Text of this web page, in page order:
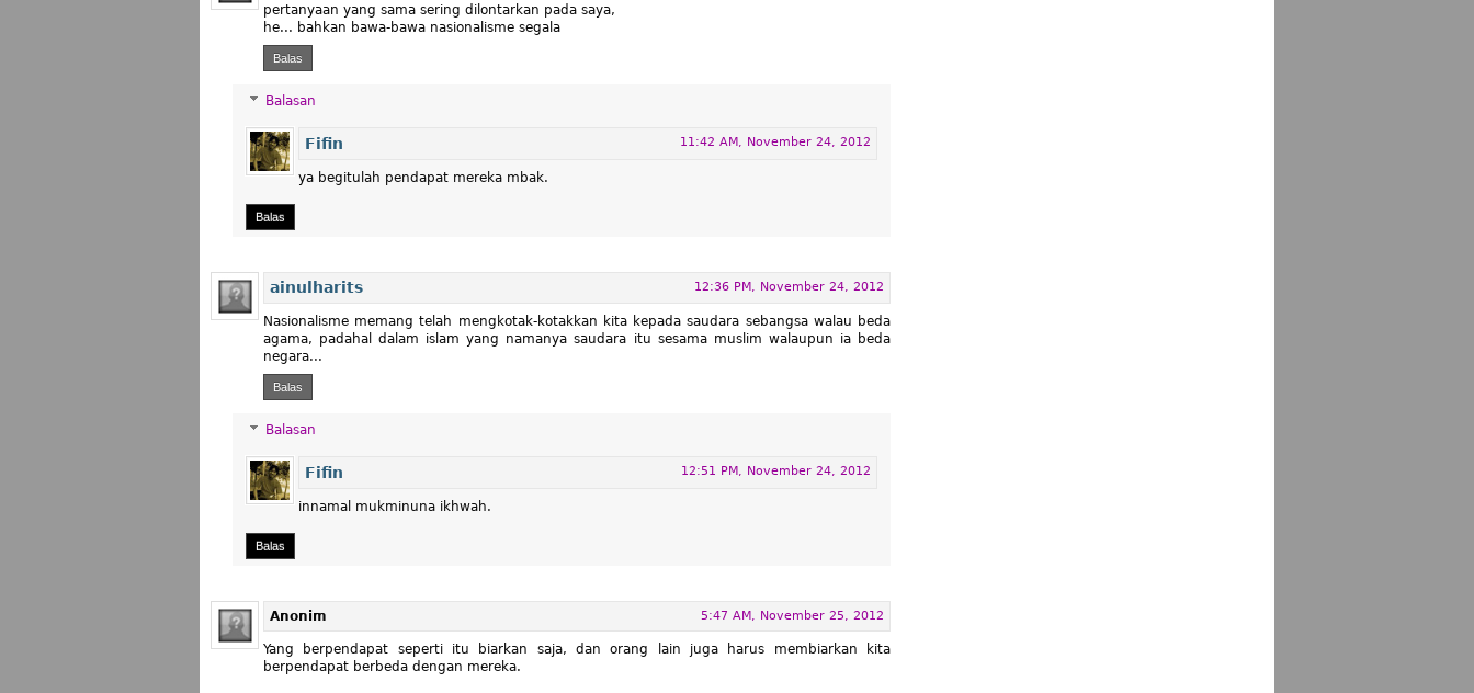
pertanyaan yang sama sering dilontarkan pada saya,
he... bahkan bawa-bawa nasionalisme segala
Balas
Balasan
Fifin 11:42 AM, November 24, 2012
ya begitulah pendapat mereka mbak.
Balas
ainulharits 12:36 PM, November 24, 2012
Nasionalisme memang telah mengkotak-kotakkan kita kepada saudara sebangsa walau beda
agama, padahal dalam islam yang namanya saudara itu sesama muslim walaupun ia beda
negara...
Balas
Balasan
Fifin 12:51 PM, November 24, 2012
innamal mukminuna ikhwah.
Balas
Anonim 5:47 AM, November 25, 2012
Yang berpendapat seperti itu biarkan saja, dan orang lain juga harus membiarkan kita
berpendapat berbeda dengan mereka.